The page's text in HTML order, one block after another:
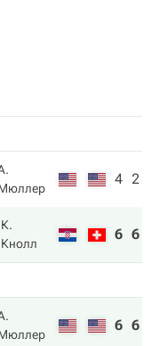
4 2
К.
Кнолл
6 6
6 6